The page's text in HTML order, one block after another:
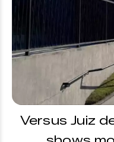
Versus Juiz